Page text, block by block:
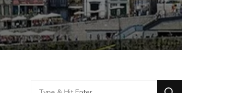
Looking